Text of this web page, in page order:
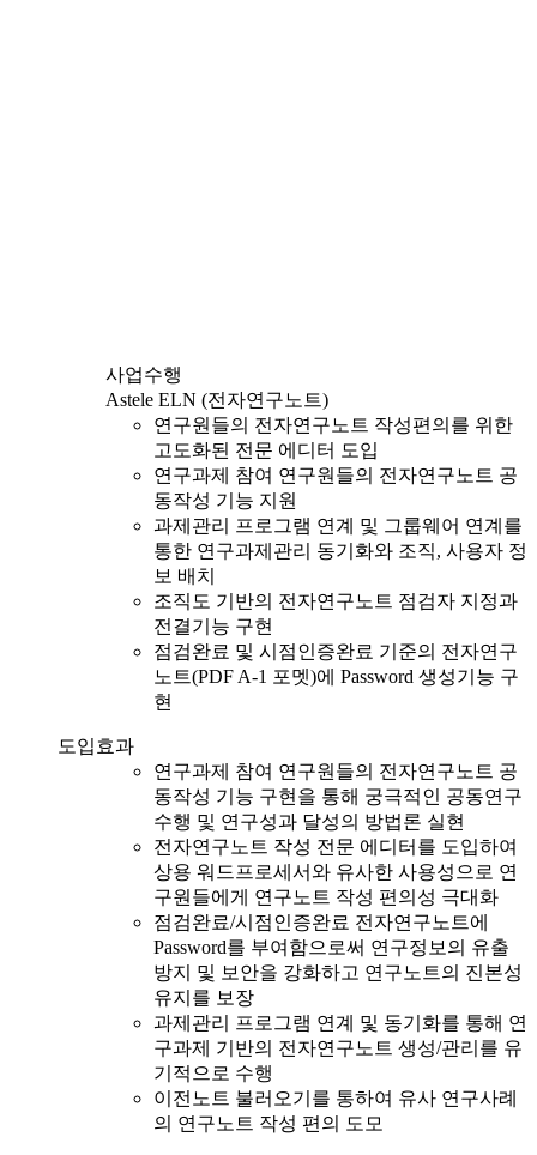
사업수행
Astele ELN (전자연구노트)
연구원들의 전자연구노트 작성편의를 위한
고도화된 전문 에디터 도입
연구과제 참여 연구원들의 전자연구노트 공
동작성 기능 지원
과제관리 프로그램 연계 및 그룹웨어 연계를
통한 연구과제관리 동기화와 조직, 사용자 정
보 배치
조직도 기반의 전자연구노트 점검자 지정과
전결기능 구현
점검완료 및 시점인증완료 기준의 전자연구
노트(PDF A-1 포멧)에 Password 생성기능 구
현
도입효과
연구과제 참여 연구원들의 전자연구노트 공
동작성 기능 구현을 통해 궁극적인 공동연구
수행 및 연구성과 달성의 방법론 실현
전자연구노트 작성 전문 에디터를 도입하여
상용 워드프로세서와 유사한 사용성으로 연
구원들에게 연구노트 작성 편의성 극대화
점검완료/시점인증완료 전자연구노트에
Password를 부여함으로써 연구정보의 유출
방지 및 보안을 강화하고 연구노트의 진본성
유지를 보장
과제관리 프로그램 연계 및 동기화를 통해 연
구과제 기반의 전자연구노트 생성/관리를 유
기적으로 수행
이전노트 불러오기를 통하여 유사 연구사례
의 연구노트 작성 편의 도모